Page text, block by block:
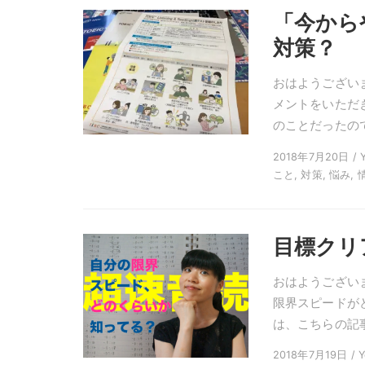
「今か
対策？
おはようござい
メントをいた
のことだったの
2018年7月20日 /
こと, 対策, 悩み,
目標ク
おはようござ
限界スピードが
は、こちらの
2018年7月19日 /